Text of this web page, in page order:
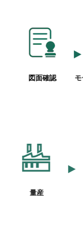
図面確認
量産